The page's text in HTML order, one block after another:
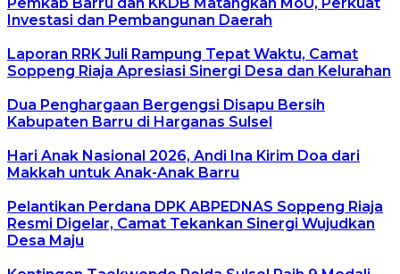
Investasi dan Pembangunan Daerah
Laporan RRK Juli Rampung Tepat Waktu, Camat
Soppeng Riaja Apresiasi Sinergi Desa dan Kelurahan
Dua Penghargaan Bergengsi Disapu Bersih
Kabupaten Barru di Harganas Sulsel
Hari Anak Nasional 2026, Andi Ina Kirim Doa dari
Makkah untuk Anak-Anak Barru
Pelantikan Perdana DPK ABPEDNAS Soppeng Riaja
Resmi Digelar, Camat Tekankan Sinergi Wujudkan
Desa Maju